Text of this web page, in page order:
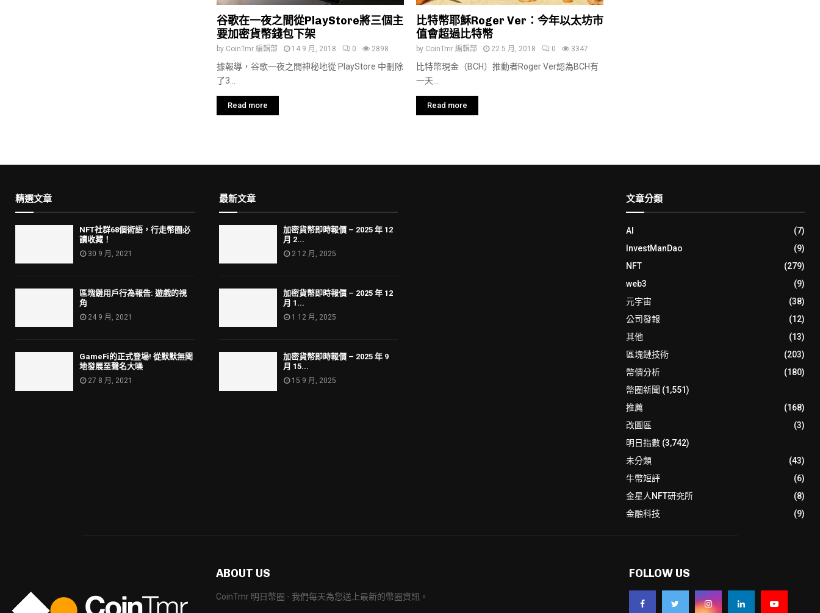
谷歌在一夜之間從PlayStore將三個主
要加密貨幣錢包下架
by CoinTmr 編輯部 14 9 月, 2018 0 2898
據報導，谷歌一夜之間神秘地從 PlayStore 中刪除
了3...
Read more
比特幣耶穌Roger Ver：今年以太坊市
值會超過比特幣
by CoinTmr 編輯部 22 5 月, 2018 0 3347
比特幣現金（BCH）推動者Roger Ver認為BCH有
一天...
Read more
精選文章
NFT社群68個術語，行走幣圈必
讀收藏！
30 9 月, 2021
區塊鏈用戶行為報告: 遊戲的視
角
24 9 月, 2021
GameFi的正式登場! 從默默無聞
地發展至聲名大噪
27 8 月, 2021
最新文章
加密貨幣即時報價 – 2025 年 12
月 2...
2 12 月, 2025
加密貨幣即時報價 – 2025 年 12
月 1...
1 12 月, 2025
加密貨幣即時報價 – 2025 年 9
月 15...
15 9 月, 2025
文章分類
AI
(7)
InvestManDao
(9)
NFT
(279)
web3
(9)
元宇宙
(38)
公司發報
(12)
其他
(13)
區塊鏈技術
(203)
幣價分析
(180)
幣圈新聞 (1,551)
推薦
(168)
改圖區
(3)
明日指數(3,742)
未分類
(43)
牛幣短評
(6)
金星人NFT研究所
(8)
金融科技
(9)
ABOUT US
CoinTmr 明日幣圈 - 我們每天為您送上最新的幣圈資訊。
FOLLOW US